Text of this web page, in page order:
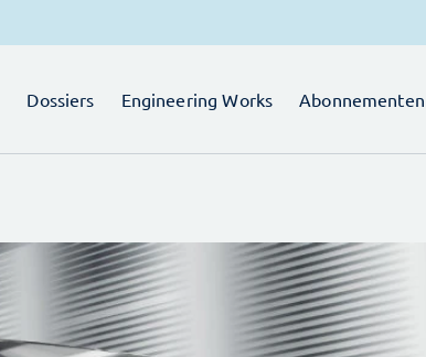
Dossiers Engineering Works Abonnementen